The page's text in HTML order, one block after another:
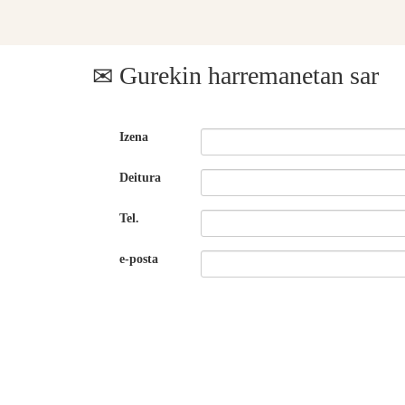
Gurekin harremanetan sar
Izena
Deitura
Tel.
e-posta